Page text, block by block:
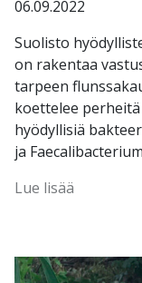
06.09.2022
Suolisto
on rakentaa
tarpeen
koettelee
hyödyllisiä
ja
Lue lisää